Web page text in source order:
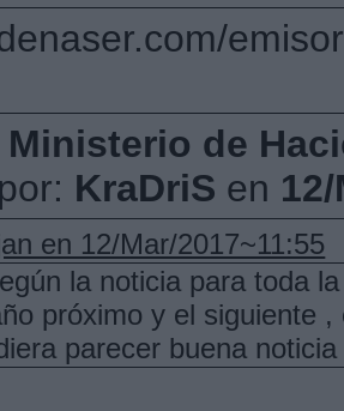
Ministerio de
KraDriS en
en 12/Mar/2017~11:55
la noticia para toda
próximo y el siguiente
parecer buena